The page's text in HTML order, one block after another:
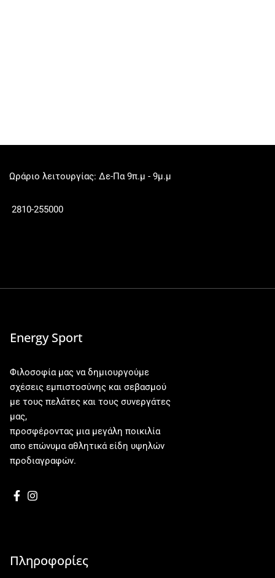
Ωράριο λειτουργίας: Δε-Πα 9π.μ - 9μ.μ
2810-255000
Energy Sport
Φιλοσοφία μας να δημιουργούμε
σχέσεις εμπιστοσύνης και σεβασμού
με τους πελάτες και τους συνεργάτες
μας,
προσφέροντας μια μεγάλη ποικιλία
απο επώνυμα αθλητικά είδη υψηλών
προδιαγραφών.
Πληροφορίες